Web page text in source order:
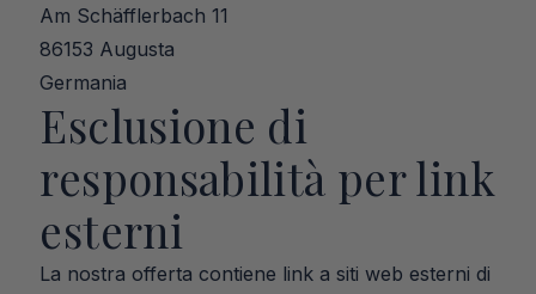
Am Schäfflerbach 11
86153 Augusta
Germania
Esclusione di
responsabilità per link
esterni
La nostra offerta contiene link a siti web esterni di